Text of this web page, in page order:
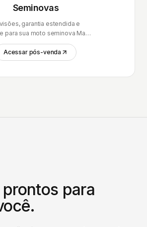
Seminovas
garantia estendida e
para sua moto seminova Mais
Brasil.
Acessar pós-venda
para